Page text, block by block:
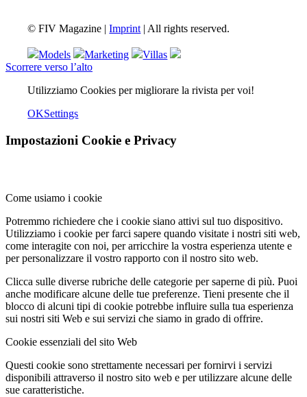
© FIV Magazine |Imprint | All rights reserved.
Models Marketing
Villas
Scorrere verso l’alto
Utilizziamo Cookies per migliorare la rivista per voi!
OKSettings
Impostazioni Cookie e Privacy
Come usiamo i cookie
Potremmo richiedere che i cookie siano attivi sul tuo dispositivo.
Utilizziamo i cookie per farci sapere quando visitate i nostri siti web,
come interagite con noi, per arricchire la vostra esperienza utente e
per personalizzare il vostro rapporto con il nostro sito web.
Clicca sulle diverse rubriche delle categorie per saperne di più. Puoi
anche modificare alcune delle tue preferenze. Tieni presente che il
blocco di alcuni tipi di cookie potrebbe influire sulla tua esperienza
sui nostri siti Web e sui servizi che siamo in grado di offrire.
Cookie essenziali del sito Web
Questi cookie sono strettamente necessari per fornirvi i servizi
disponibili attraverso il nostro sito web e per utilizzare alcune delle
sue caratteristiche.